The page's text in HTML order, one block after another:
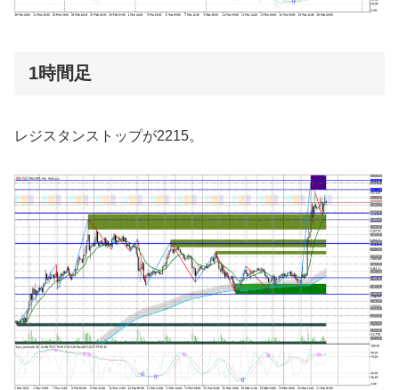
1時間足
レジスタンストップが2215。